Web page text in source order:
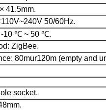
41.5mm.
50/60Hz.
-10 ℃ ~ 50 ℃.
ZigBee.
80mur120m (empty and
socket.